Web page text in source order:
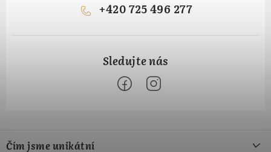
+420 725 496 277
áČím jsme unikátní